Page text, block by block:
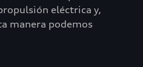
eléctrica y,
manera podemos